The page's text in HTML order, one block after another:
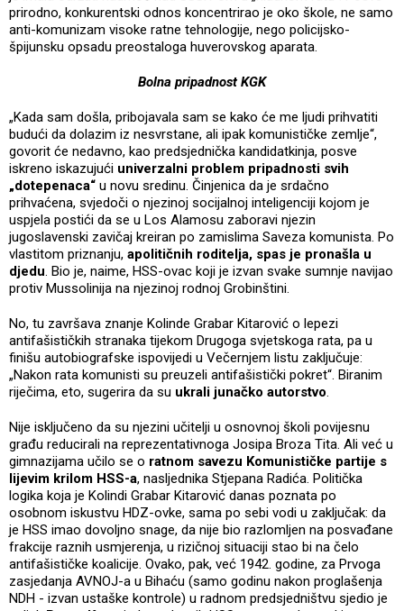
prirodno, konkurentski odnos koncentrirao je oko škole, ne samo
anti-komunizam visoke ratne tehnologije, nego policijsko-
špijunsku opsadu preostaloga huverovskog aparata.
Bolna pripadnost KGK
„Kada sam došla, pribojavala sam se kako će me ljudi prihvatiti
budući da dolazim iz nesvrstane, ali ipak komunističke zemlje“,
govorit će nedavno, kao predsjednička kandidatkinja, posve
iskreno iskazujući univerzalni problem pripadnosti svih
„dotepenaca“ u novu sredinu. Činjenica da je srdačno
prihvaćena, svjedoči o njezinoj socijalnoj inteligenciji kojom je
uspjela postići da se u Los Alamosu zaboravi njezin
jugoslavenski zavičaj kreiran po zamislima Saveza komunista. Po
vlastitom priznanju, apolitičnih roditelja, spas je pronašla u
djedu. Bio je, naime, HSS-ovac koji je izvan svake sumnje navijao
protiv Mussolinija na njezinoj rodnoj Grobinštini.
No, tu završava znanje Kolinde Grabar Kitarović o lepezi
antifašističkih stranaka tijekom Drugoga svjetskoga rata, pa u
finišu autobiografske ispovijedi u Večernjem listu zaključuje:
„Nakon rata komunisti su preuzeli antifašistički pokret“. Biranim
riječima, eto, sugerira da su ukrali junačko autorstvo.
Nije isključeno da su njezini učitelji u osnovnoj školi povijesnu
građu reducirali na reprezentativnoga Josipa Broza Tita. Ali već u
gimnazijama učilo se o ratnom savezu Komunističke partije s
lijevim krilom HSS-a, nasljednika Stjepana Radića. Politička
logika koja je Kolindi Grabar Kitarović danas poznata po
osobnom iskustvu HDZ-ovke, sama po sebi vodi u zaključak: da
je HSS imao dovoljno snage, da nije bio razlomljen na posvađane
frakcije raznih usmjerenja, u rizičnoj situaciji stao bi na čelo
antifašističke koalicije. Ovako, pak, već 1942. godine, za Prvoga
zasjedanja AVNOJ-a u Bihaću (samo godinu nakon proglašenja
NDH - izvan ustaške kontrole) u radnom predsjedništvu sjedio je